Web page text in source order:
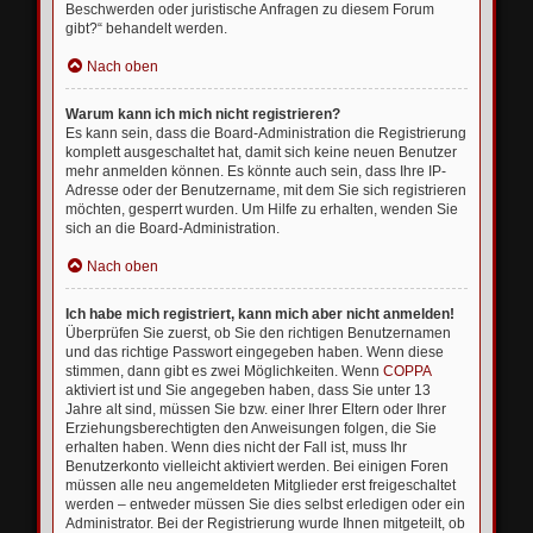
Beschwerden oder juristische Anfragen zu diesem Forum
gibt?“ behandelt werden.
Nach oben
Warum kann ich mich nicht registrieren?
Es kann sein, dass die Board-Administration die Registrierung
komplett ausgeschaltet hat, damit sich keine neuen Benutzer
mehr anmelden können. Es könnte auch sein, dass Ihre IP-
Adresse oder der Benutzername, mit dem Sie sich registrieren
möchten, gesperrt wurden. Um Hilfe zu erhalten, wenden Sie
sich an die Board-Administration.
Nach oben
Ich habe mich registriert, kann mich aber nicht anmelden!
Überprüfen Sie zuerst, ob Sie den richtigen Benutzernamen
und das richtige Passwort eingegeben haben. Wenn diese
stimmen, dann gibt es zwei Möglichkeiten. WennCOPPA
aktiviert ist und Sie angegeben haben, dass Sie unter 13
Jahre alt sind, müssen Sie bzw. einer Ihrer Eltern oder Ihrer
Erziehungsberechtigten den Anweisungen folgen, die Sie
erhalten haben. Wenn dies nicht der Fall ist, muss Ihr
Benutzerkonto vielleicht aktiviert werden. Bei einigen Foren
müssen alle neu angemeldeten Mitglieder erst freigeschaltet
werden – entweder müssen Sie dies selbst erledigen oder ein
Administrator. Bei der Registrierung wurde Ihnen mitgeteilt, ob